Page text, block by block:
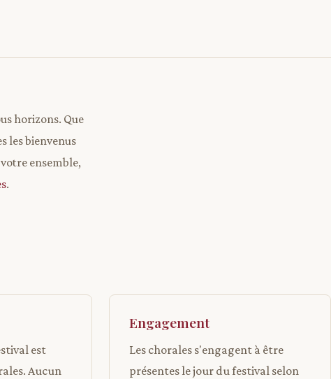
horizons. Que
les bienvenus
ensemble,
.
est
Aucun
Engagement
Les chorales s'engagent à être
présentes le jour du festival selon